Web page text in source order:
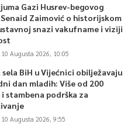
Gazi Husrev-begovog
Zaimović o historijskom
snazi vakufname i viziji
Augusta 2026, 10:05
sela BiH u Vijećnici obilježavaju
dan mladih: Više od 200
stambena podrška za
Augusta 2026, 9:55